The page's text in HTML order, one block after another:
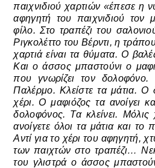
παιχνιδιού χαρτιών «έπεσε η
αφηγητή του παιχνιδιού τον
φίλο. Στο τραπέζι του
Ριγκολέττο του Βέρντι, η
χαρτιά είναι τα θύματα. Ο
Και ο άσσος μπαστούνι ο
που γνωρίζει τον
Παλέρμο. Κλείστε τα μάτια. Ο
χέρι. Ο μαφιόζος τα ανοίγει
δολοφόνος. Τα κλείνει.
ανοίγετε όλοι τα μάτια και το
Αντί για το χέρι του αφηγητή,
των παιχτών στο τραπέζι…
του γλιστρά ο άσσος